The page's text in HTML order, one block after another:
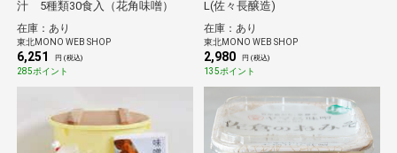
汁 5種類30食入（花角味噌）
在庫：あり
東北MONO WEB SHOP
6,251 円 (税込)
285ポイント
L(佐々長醸造)
在庫：あり
東北MONO WEB SHOP
2,980 円 (税込)
135ポイント